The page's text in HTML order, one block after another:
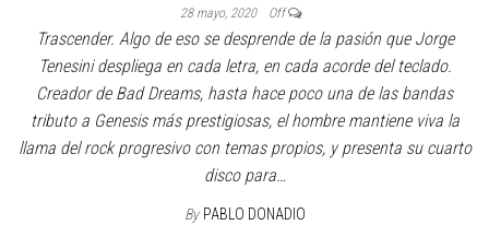
28 mayo, 2020 Off
Trascender. Algo de eso se desprende de la pasión que Jorge
Tenesini despliega en cada letra, en cada acorde del teclado.
Creador de Bad Dreams, hasta hace poco una de las bandas
tributo a Genesis más prestigiosas, el hombre mantiene viva la
llama del rock progresivo con temas propios, y presenta su cuarto
disco para…
By PABLO DONADIO